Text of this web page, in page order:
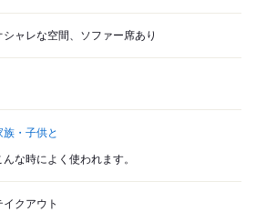
シャレな空間、ソファー席あり
族・子供と
んな時によく使われます。
イクアウト